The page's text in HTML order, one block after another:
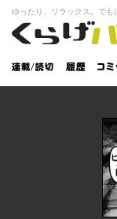
くらげバンチ
ゆったり、リラックス。でも
連載/読
切
履
歴
コ